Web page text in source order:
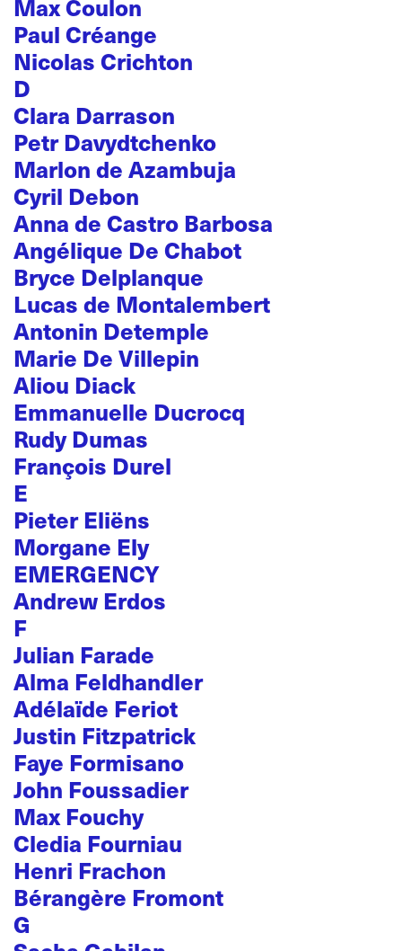
Max Coulon
Paul Créange
Nicolas Crichton
D
Clara Darrason
Petr Davydtchenko
Marlon de Azambuja
Cyril Debon
Anna de Castro Barbosa
Angélique De Chabot
Bryce Delplanque
Lucas de Montalembert
Antonin Detemple
Marie De Villepin
Aliou Diack
Emmanuelle Ducrocq
Rudy Dumas
François Durel
E
Pieter Eliëns
Morgane Ely
EMERGENCY
Andrew Erdos
F
Julian Farade
Alma Feldhandler
Adélaïde Feriot
Justin Fitzpatrick
Faye Formisano
John Foussadier
Max Fouchy
Cledia Fourniau
Henri Frachon
Bérangère Fromont
G